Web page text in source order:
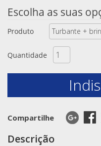
Escolha as suas
Produto
Quantidade
Compartilhe
Descrição